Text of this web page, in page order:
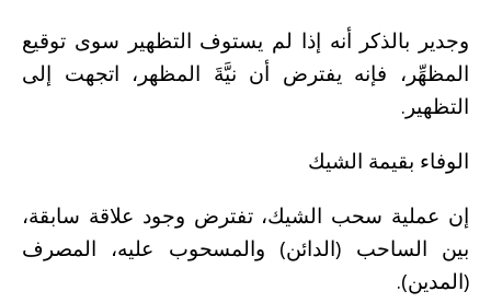
وجدير بالذكر أنه إذا لم يستوف التظهير سوى توقيع
المظهِّر، فإنه يفترض أن نيَّةَ المظهر، اتجهت إلى
التظهير.
الوفاء بقيمة الشيك
إن عملية سحب الشيك، تفترض وجود علاقة سابقة،
بين الساحب (الدائن) والمسحوب عليه، المصرف
(المدين).